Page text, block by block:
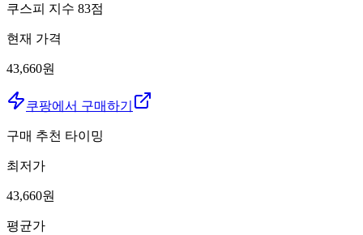
쿠스피 지수 83점
현재 가격
43,660원
쿠팡에서 구매하기
구매 추천 타이밍
최저가
43,660원
평균가